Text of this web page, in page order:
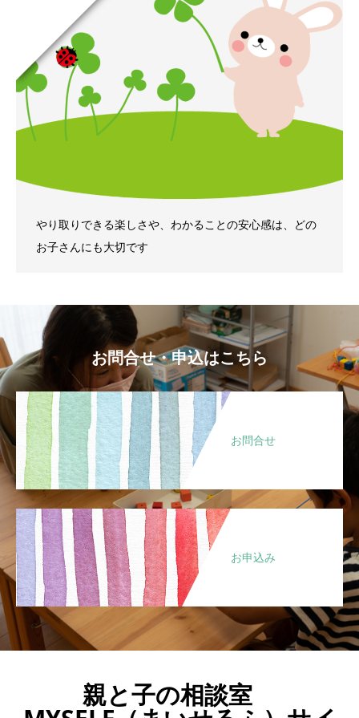
やり取りできる楽しさや、わかることの安心感は、どの
お子さんにも大切です
お問合せ・申込はこちら
お問合せ
お申込み
親と子の相談室